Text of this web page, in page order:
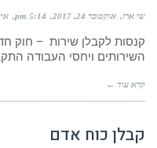
שי ארז אוקטובר 24, 2017 5:14 pm
קנסות לקבלן שירות – חוק
השירותים ויחסי העבודה התקבל
קרא עוד ←
קבלן כוח אדם